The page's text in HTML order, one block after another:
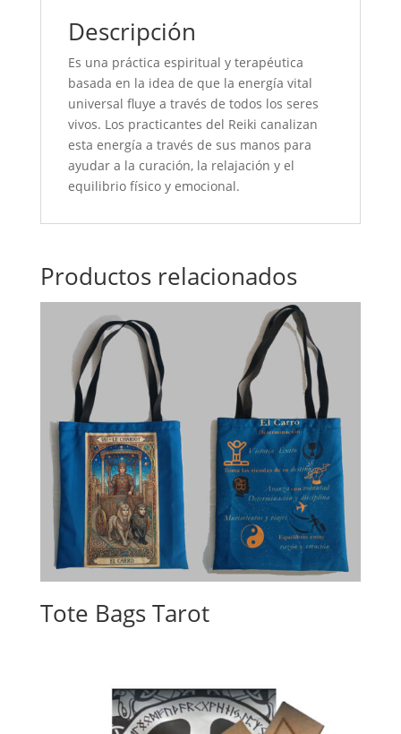
Descripción
Es una práctica espiritual y terapéutica
basada en la idea de que la energía vital
universal fluye a través de todos los seres
vivos. Los practicantes del Reiki canalizan
esta energía a través de sus manos para
ayudar a la curación, la relajación y el
equilibrio físico y emocional.
Productos relacionados
Tote Bags Tarot